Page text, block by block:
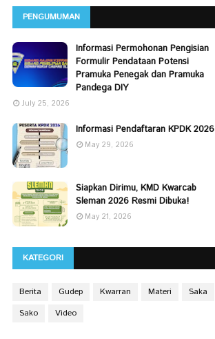
PENGUMUMAN
Informasi Permohonan Pengisian
Formulir Pendataan Potensi
Pramuka Penegak dan Pramuka
Pandega DIY
July 25, 2026
Informasi Pendaftaran KPDK 2026
May 29, 2026
Siapkan Dirimu, KMD Kwarcab
Sleman 2026 Resmi Dibuka!
May 21, 2026
KATEGORI
Berita Gudep Kwarran Materi
Saka
Sako
Video